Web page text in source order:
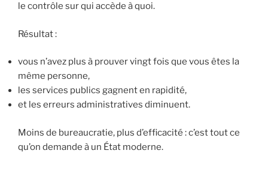
le contrôle sur qui accède à quoi.
Résultat :
vous n’avez plus à prouver vingt fois que vous êtes la
même personne,
les services publics gagnent en rapidité,
et les erreurs administratives diminuent.
Moins de bureaucratie, plus d’efficacité : c’est tout ce
qu’on demande à un État moderne.